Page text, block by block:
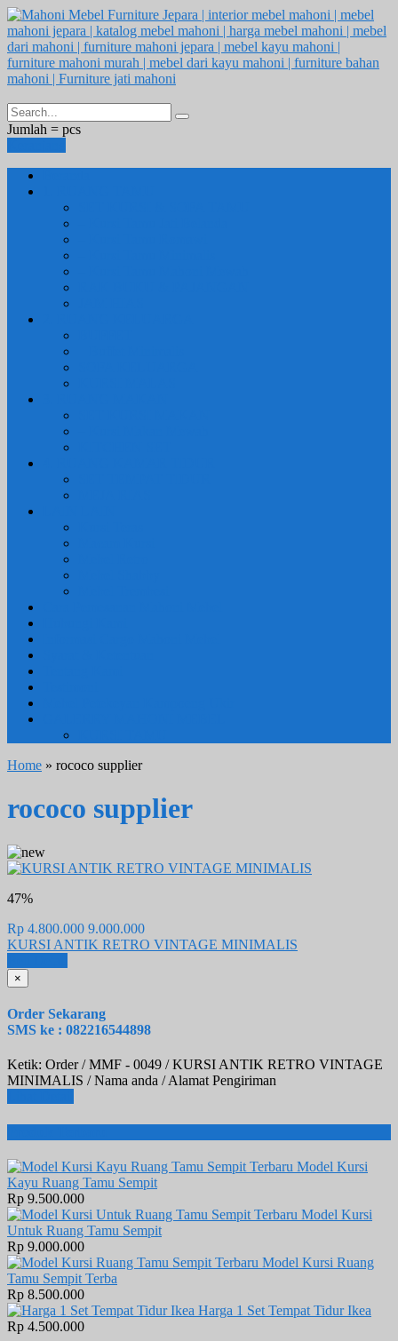
Jumlah = pcs
Home » rococo supplier
rococo supplier
47%
Rp 4.800.000 9.000.000
KURSI ANTIK RETRO VINTAGE MINIMALIS
×
Order Sekarang
SMS ke : 082216544898
Ketik: Order / MMF - 0049 / KURSI ANTIK RETRO VINTAGE
MINIMALIS / Nama anda / Alamat Pengiriman
Model Kursi
Kayu Ruang Tamu Sempit
Rp 9.500.000
Model Kursi
Untuk Ruang Tamu Sempit
Rp 9.000.000
Model Kursi Ruang
Tamu Sempit Terba
Rp 8.500.000
Harga 1 Set Tempat Tidur Ikea
Rp 4.500.000